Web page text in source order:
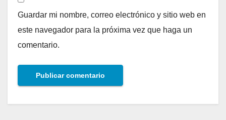
Guardar mi nombre, correo electrónico y sitio web en
este navegador para la próxima vez que haga un
comentario.